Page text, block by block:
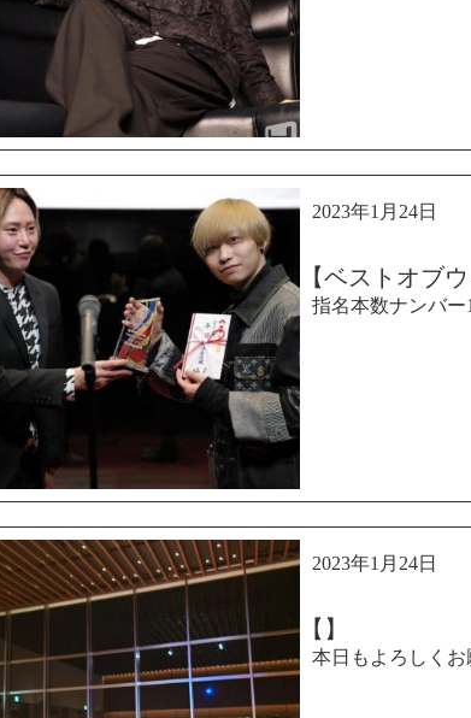
2023年1月24日
【ベストオブ
指名本数ナンバー
2023年1月24日
【】
本日もよろしくお